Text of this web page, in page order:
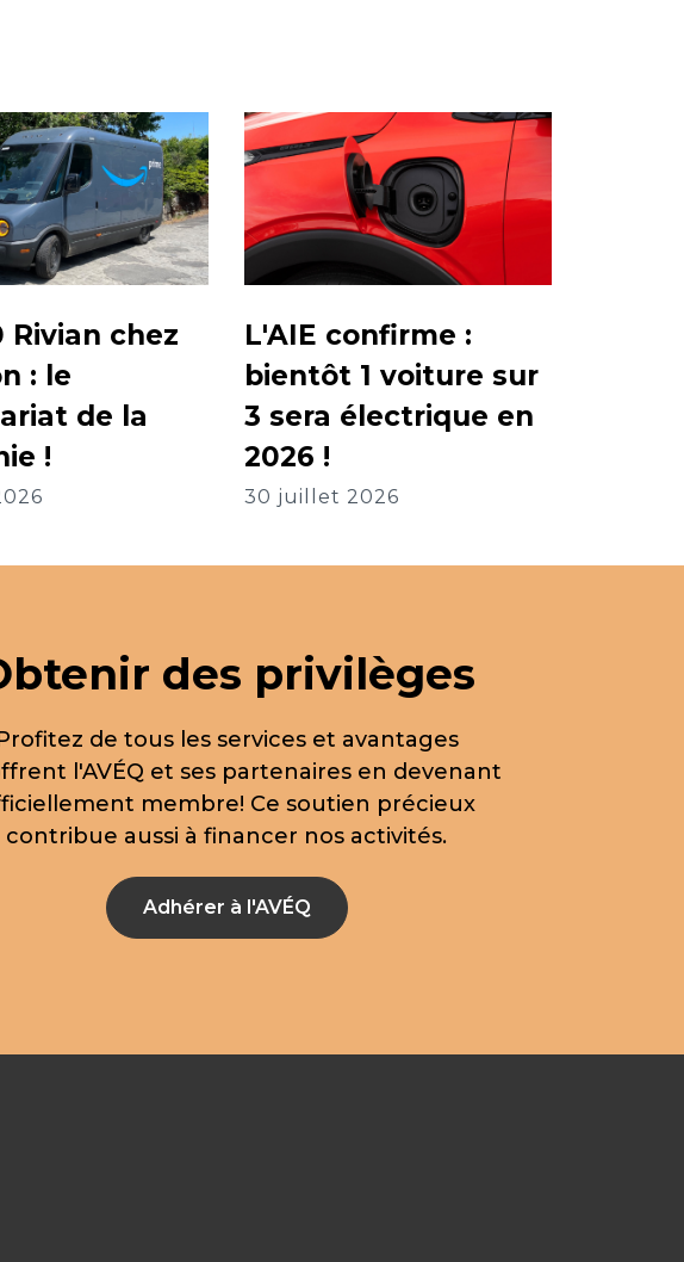
Rivian chez
: le
de la
!
L'AIE confirme :
bientôt 1 voiture sur
3 sera électrique en
2026 !
30 juillet 2026
des privilèges
de tous les services et avantages
l'AVÉQ et ses partenaires en devenant
membre! Ce soutien précieux
contribue aussi à financer nos activités.
Adhérer à l'AVÉQ